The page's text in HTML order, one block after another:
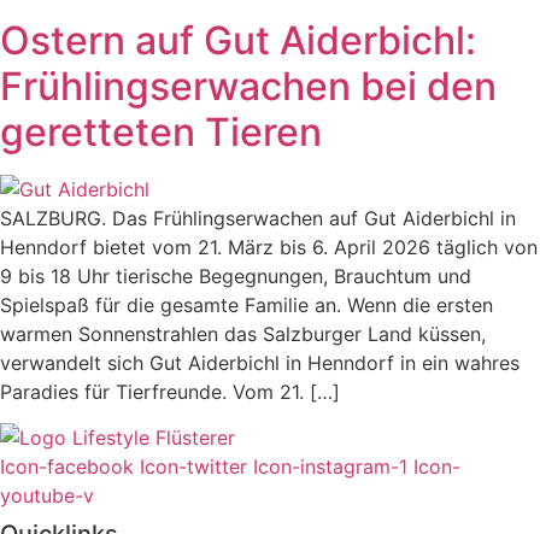
Ostern auf Gut Aiderbichl:
Frühlingserwachen bei den
geretteten Tieren
SALZBURG. Das Frühlingserwachen auf Gut Aiderbichl in
Henndorf bietet vom 21. März bis 6. April 2026 täglich von
9 bis 18 Uhr tierische Begegnungen, Brauchtum und
Spielspaß für die gesamte Familie an. Wenn die ersten
warmen Sonnenstrahlen das Salzburger Land küssen,
verwandelt sich Gut Aiderbichl in Henndorf in ein wahres
Paradies für Tierfreunde. Vom 21. […]
Icon-facebook Icon-twitter Icon-instagram-1 Icon-
youtube-v